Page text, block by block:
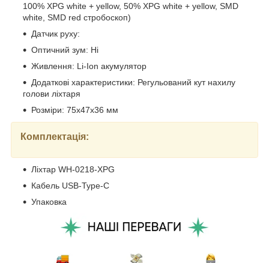
100% XPG white + yellow, 50% XPG white + yellow, SMD
white, SMD red стробоскоп)
Датчик руху:
Оптичний зум: Ні
Живлення: Li-Ion акумулятор
Додаткові характеристики: Регульований кут нахилу
голови ліхтаря
Розміри: 75x47x36 мм
Комплектація:
Ліхтар WH-0218-XPG
Кабель USB-Type-C
Упаковка